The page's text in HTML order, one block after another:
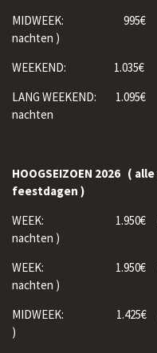
MIDWEEK: 995€
nachten )
WEEKEND:
1.035€
LANG WEEKEND: 1.095€
nachten
HOOGSEIZOEN 2026 (
feestdagen )
WEEK:
1.950€
nachten )
WEEK: 1.950€ vrijdag
nachten )
MIDWEEK:
1.425€
)